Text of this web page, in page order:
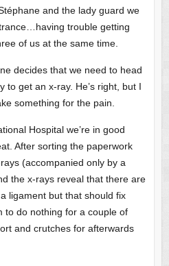
and the lady guard we
trouble getting
of us at the same time.
decides that we need to head
to get an x-ray. He’s right, but I
something for the pain.
Hospital we’re in good
After sorting the paperwork
(accompanied only by a
the x-rays reveal that there are
ligament but that should fix
to do nothing for a couple of
and crutches for afterwards